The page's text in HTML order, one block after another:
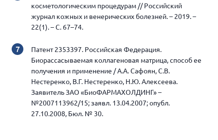
косметологическим процедурам // Российский
журнал кожных и венерических болезней. – 2019. –
22(1). – С. 67–74.
Патент 2353397. Российская Федерация.
Биорассасываемая коллагеновая матрица, способ ее
получения и применение / А.А. Сафоян, С.В.
Нестеренко, В.Г. Нестеренко, Н.Ю. Алексеева.
Заявитель ЗАО «БиоФАРМАХОЛДИНГ» –
№2007113962/15; заявл. 13.04.2007; опубл.
27.10.2008, Бюл. № 30.